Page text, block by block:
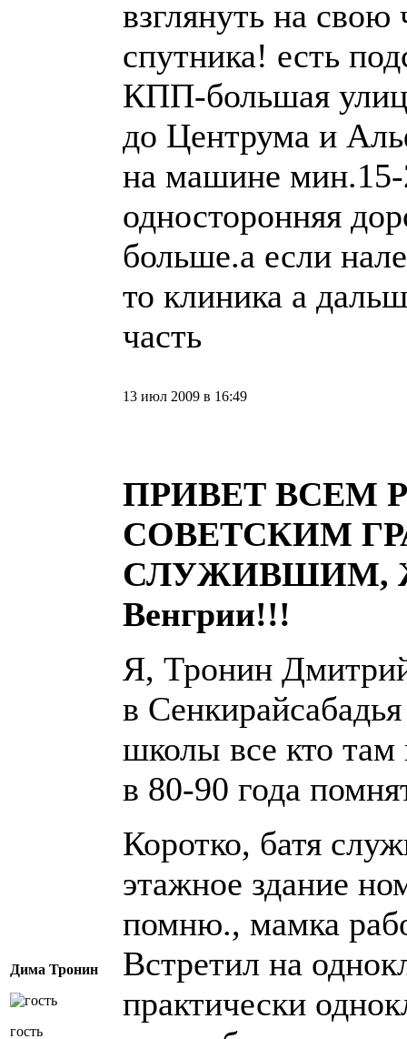
взглянуть на свою
спутника! есть
КПП-большая
до Центрума и
на машине мин.15-
односторонняя
больше.а если
то клиника а
часть
Дима Тронин
гость
13 июл 2009 в 16:49
ПРИВЕТ ВСЕМ
СОВЕТСКИМ
СЛУЖИВШИМ,
Венгрии!!!
Я, Тронин
в
школы все кто
в 80-90 года
Коротко, батя
этажное здание
помню., мамка
Встретил на
практически